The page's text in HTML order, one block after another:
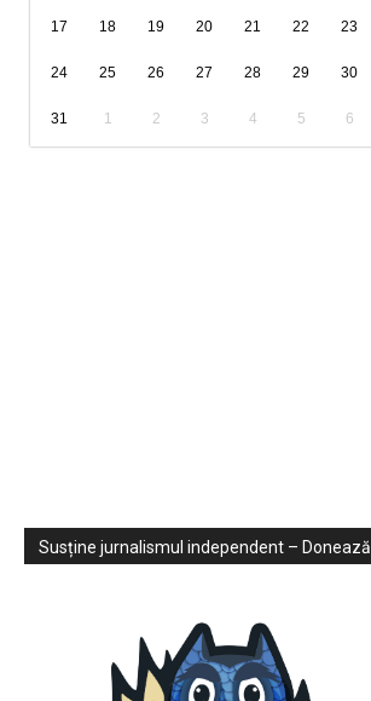
17 18 19 20 21 22 23
24 25 26 27 28 29 30
31 1 2 3 4 5 6
Sondaje
Video
Susține jurnalismul independent – Donează